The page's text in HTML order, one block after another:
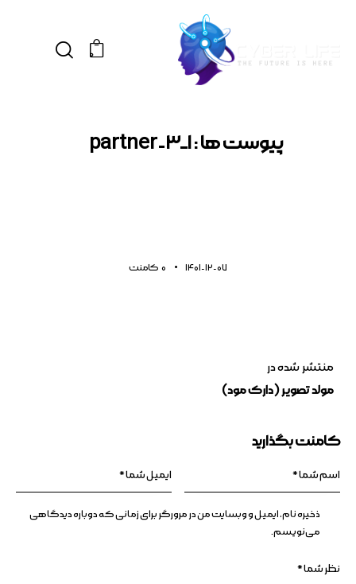
0
پیوست ها : partner-3_1
1401-12-07
0 کامنت
منتشر شده در
مولد تصویر (دارک مود)
کامنت بگذارید
ذخیره نام، ایمیل و وبسایت من در مرورگر برای زمانی که دوباره دیدگاهی
می‌نویسم.